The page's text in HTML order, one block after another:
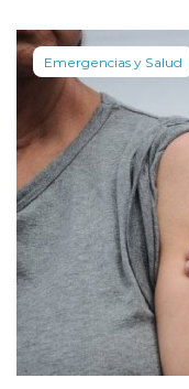
Emergencias y Salud